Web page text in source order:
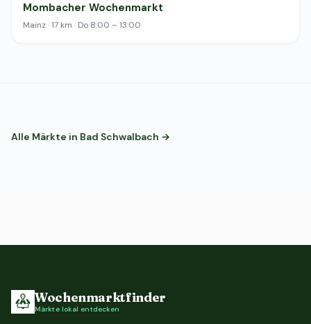
Mombacher Wochenmarkt
Mainz · 17 km · Do 8:00 – 13:00
Alle Märkte in Bad Schwalbach →
Wochenmarktfinder
Märkte lokal entdecken